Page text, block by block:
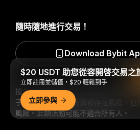
搶先掌握加密貨幣世界的關鍵洞察與
子報。全部形式的投資都存在風險，包
風險。此類活動可能不適合所有人。
隨時隨地進行交易！
Download Bybit
$20 USDT 助您從容開啓交易之
立即註冊並儲值，$20 輕鬆到手
立即參與